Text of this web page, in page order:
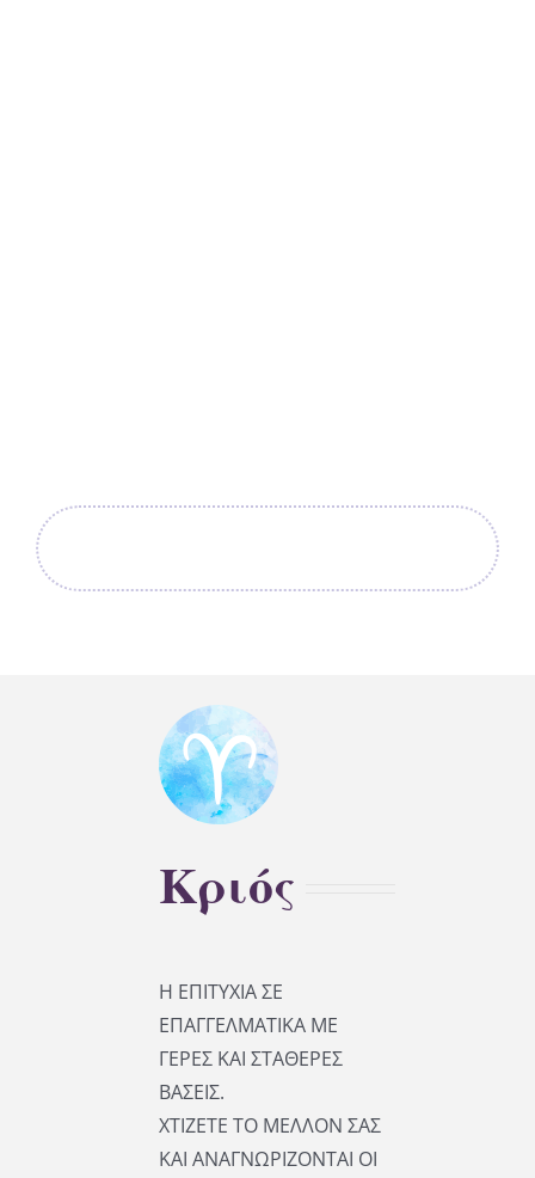
Κριός
Η ΕΠΙΤΥΧΙΑ ΣΕ
ΕΠΑΓΓΕΛΜΑΤΙΚΑ ΜΕ
ΓΕΡΕΣ ΚΑΙ ΣΤΑΘΕΡΕΣ
ΒΑΣΕΙΣ.
ΧΤΙΖΕΤΕ ΤΟ ΜΕΛΛΟΝ ΣΑΣ
ΚΑΙ ΑΝΑΓΝΩΡΙΖΟΝΤΑΙ ΟΙ